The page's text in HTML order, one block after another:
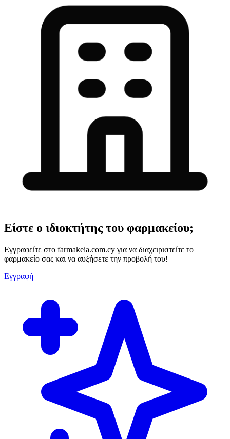
Είστε ο ιδιοκτήτης του φαρμακείου;
Εγγραφείτε στο farmakeia.com.cy για να διαχειριστείτε το
φαρμακείο σας και να αυξήσετε την προβολή του!
Εγγραφή